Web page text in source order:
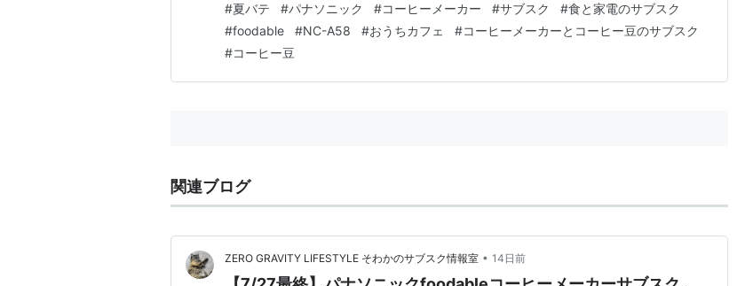
テで家事が億劫な方 ☕ 手間なくコーヒーを楽しみたい方 🧊 涼しく過ごしたい朝に 目
次 夏バテの朝、コーヒーの準備が…
#夏バテ #パナソニック #コーヒーメーカー #サブスク #食と家電のサブスク
#foodable #NC-A58 #おうちカフェ #コーヒーメーカーとコーヒー豆のサブスク
#コーヒー豆
関連ブログ
ZERO GRAVITY LIFESTYLE そわかのサブスク情報室 • 14日前